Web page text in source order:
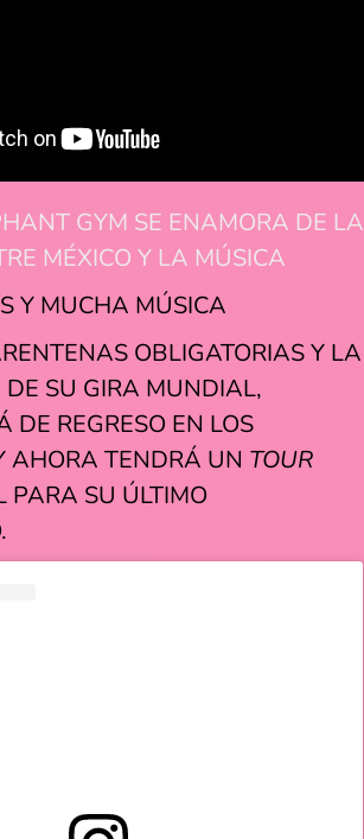
GYM SE ENAMORA DE LA
MÉXICO Y LA MÚSICA
Y MUCHA MÚSICA
OBLIGATORIAS Y LA
SU GIRA MUNDIAL,
DE REGRESO EN LOS
AHORA TENDRÁ UN TOUR
PARA SU ÚLTIMO